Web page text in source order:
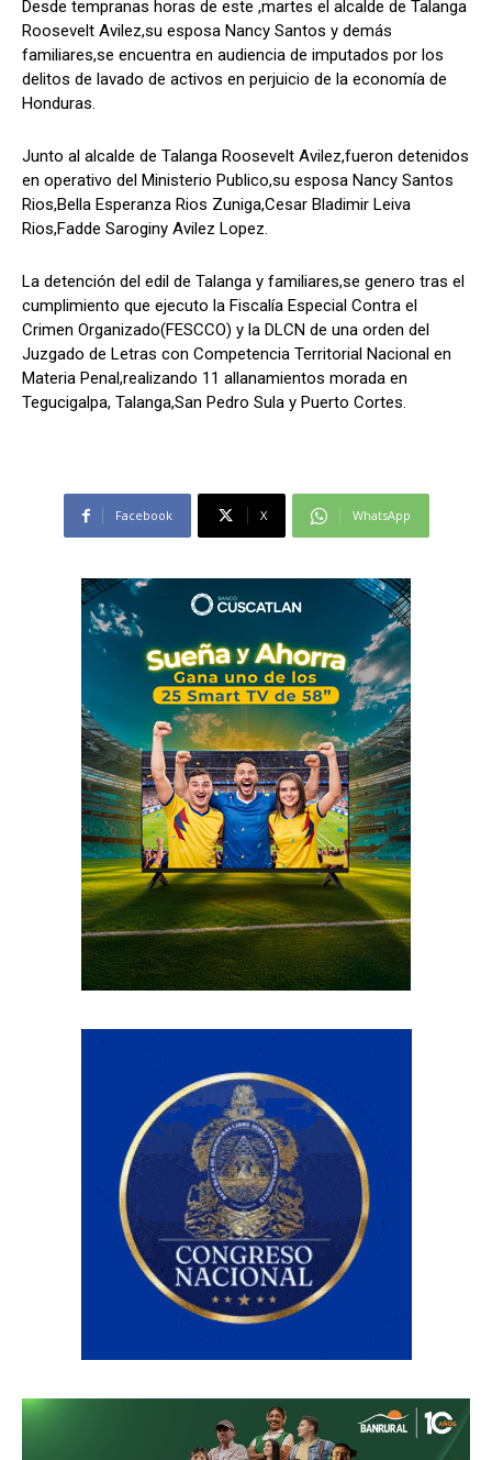
Facebook WhatsApp
Síganos
Facebook WhatsApp
Síganos
Desde tempranas horas de este ,martes el alcalde de Talanga
Roosevelt Avilez,su esposa Nancy Santos y demás
familiares,se encuentra en audiencia de imputados por los
delitos de lavado de activos en perjuicio de la economía de
Honduras.
Junto al alcalde de Talanga Roosevelt Avilez,fueron detenidos
en operativo del Ministerio Publico,su esposa Nancy Santos
Rios,Bella Esperanza Rios Zuniga,Cesar Bladimir Leiva
Rios,Fadde Saroginy Avilez Lopez.
La detención del edil de Talanga y familiares,se genero tras el
cumplimiento que ejecuto la Fiscalía Especial Contra el
Crimen Organizado(FESCCO) y la DLCN de una orden del
Juzgado de Letras con Competencia Territorial Nacional en
Materia Penal,realizando 11 allanamientos morada en
Tegucigalpa, Talanga,San Pedro Sula y Puerto Cortes.
Facebook X WhatsApp